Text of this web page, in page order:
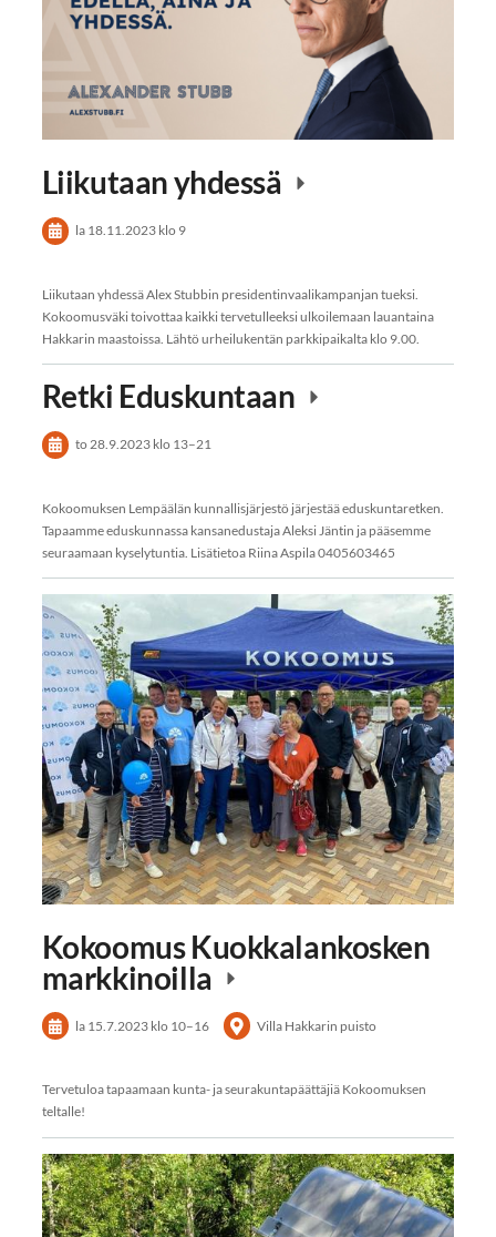
Liikutaan yhdessä
la 18.11.2023 klo 9
Liikutaan yhdessä Alex Stubbin presidentinvaalikampanjan tueksi.
Kokoomusväki toivottaa kaikki tervetulleeksi ulkoilemaan lauantaina
Hakkarin maastoissa. Lähtö urheilukentän parkkipaikalta klo 9.00.
Retki Eduskuntaan
to 28.9.2023 klo 13–21
Kokoomuksen Lempäälän kunnallisjärjestö järjestää eduskuntaretken.
Tapaamme eduskunnassa kansanedustaja Aleksi Jäntin ja pääsemme
seuraamaan kyselytuntia. Lisätietoa Riina Aspila 0405603465
Kokoomus Kuokkalankosken
markkinoilla
la 15.7.2023 klo 10–16 Villa Hakkarin puisto
Tervetuloa tapaamaan kunta- ja seurakuntapäättäjiä Kokoomuksen
teltalle!